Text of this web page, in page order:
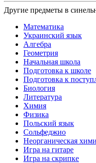
Другие предметы в
Математика
Украинский язык
Алгебра
Геометрия
Начальная школа
Подготовка к школе
Подготовка к
Биология
Литература
Химия
Физика
Польский язык
Сольфеджио
Неорганическая
Игра на гитаре
Игра на скрипке